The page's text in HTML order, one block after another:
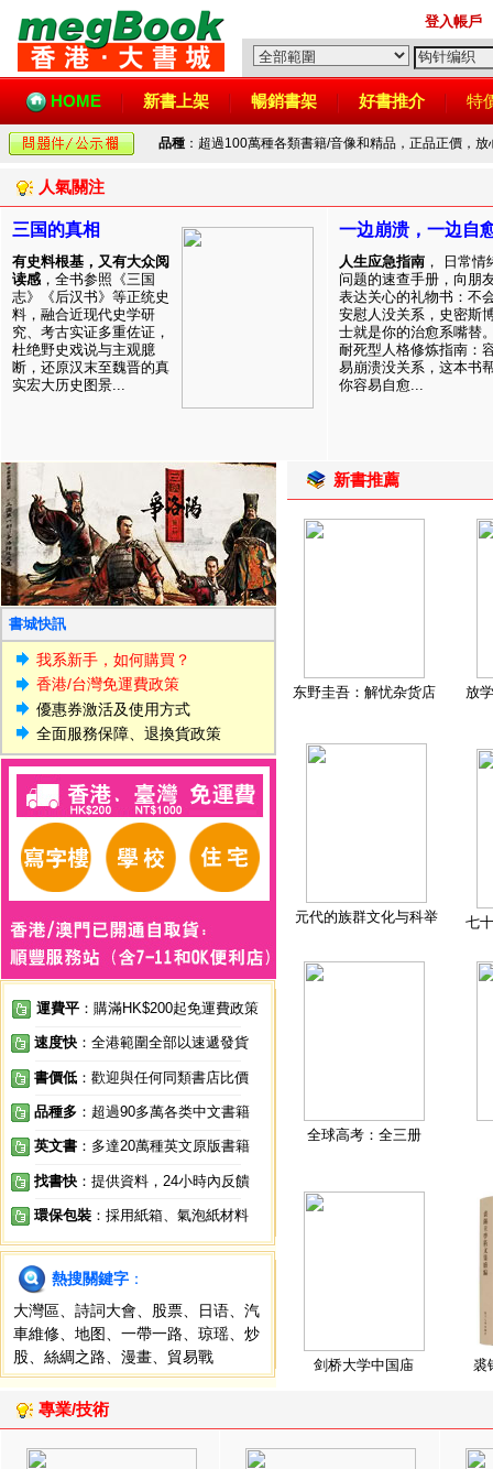
登入帳戶
HOME 新書上架 暢銷書架 好書推介 特
品種 ：超過100萬種各類書籍/音像和精品，正品正價，
人氣關注
三国的真相
有史料根基，又有大众阅
读感 ，全书参照《三国
志》《后汉书》等正统史
料，融合近现代史学研
究、考古实证多重佐证，
杜绝野史戏说与主观臆
断，还原汉末至魏晋的真
实宏大历史图景...
一边崩溃，一边自
人生应急指南 ， 日常情
问题的速查手册，向朋
表达关心的礼物书：不
安慰人没关系，史密斯
士就是你的治愈系嘴替
耐死型人格修炼指南：
易崩溃没关系，这本书
你容易自愈...
書城快訊
我系新手，如何購買？
香港/台灣免運費政策
優惠券激活及使用方式
全面服務保障、退換貨政策
運費平 ：購滿HK$200起免運費政策
速度快 ：全港範圍全部以速遞發貨
書價低 ：歡迎與任何同類書店比價
品種多 ：超過90多萬各类中文書籍
英文書 ：多達20萬種英文原版書籍
找書快 ：提供資料，24小時內反饋
環保包裝 ：採用紙箱、氣泡紙材料
熱搜關鍵字 ：
大灣區
詩詞大會 股票 日语
汽
車維修
地图 一帶一路 琼瑶
炒
股
絲綢之路 漫畫 貿易戰
新書推薦
东野圭吾：解忧杂货店 放
元代的族群文化与科举 七
全球高考：全三册
剑桥大学中国庙 裘
專業/技術